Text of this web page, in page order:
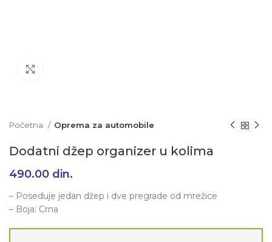
Početna Oprema za automobile
Dodatni džep organizer u kolima
490.00 din.
– Poseduje jedan džep i dve pregrade od mrežice
– Boja: Crna